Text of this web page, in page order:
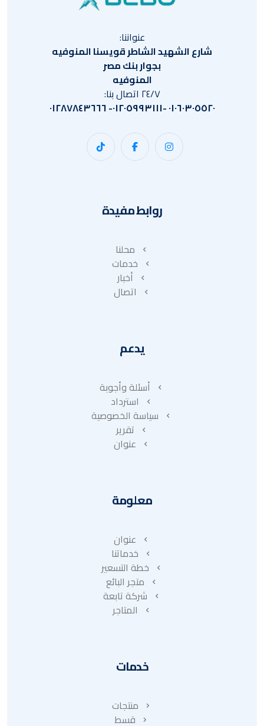
عنواننا:
شارع الشهيد الشاطر قويسنا المنوفيه
بجوار بنك مصر
المنوفيه
٢٤/٧ اتصال بنا:
٠١٠٦٠٣٠٥٥٢٠ -٠١٢٠٥٩٩٣١١١- ٠١٢٨٧٨٤٣٦٦٦
روابط مفيدة
محلنا
خدمات
أخبار
اتصال
يدعم
أسئلة وأجوبة
استرداد
سياسة الخصوصية
تقرير
عنوان
معلومة
عنوان
خدماتنا
خطة التسعير
متجر البائع
شركة تابعة
المتاجر
خدمات
منتجات
قسط